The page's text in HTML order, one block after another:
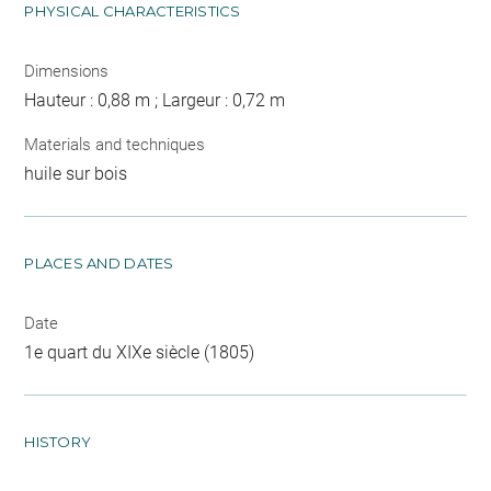
PHYSICAL CHARACTERISTICS
Dimensions
Hauteur : 0,88 m ; Largeur : 0,72 m
Materials and techniques
huile sur bois
PLACES AND DATES
Date
1e quart du XIXe siècle (1805)
HISTORY